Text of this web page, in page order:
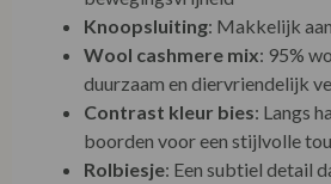
Knoopsluiting: Makkelijk
Wool cashmere mix: 95%
duurzaam en diervriendelijk
Contrast kleur bies: Langs
boorden voor een stijlvolle
Rolbiesje: Een subtiel detail